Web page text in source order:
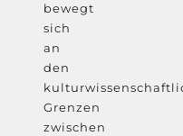
bewegt
sich
an
den
Grenzen
zwischen